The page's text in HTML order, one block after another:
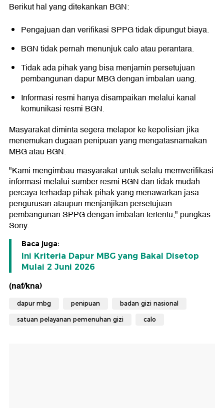
Berikut hal yang ditekankan BGN:
Pengajuan dan verifikasi SPPG tidak dipungut biaya.
BGN tidak pernah menunjuk calo atau perantara.
Tidak ada pihak yang bisa menjamin persetujuan
pembangunan dapur MBG dengan imbalan uang.
Informasi resmi hanya disampaikan melalui kanal
komunikasi resmi BGN.
Masyarakat diminta segera melapor ke kepolisian jika
menemukan dugaan penipuan yang mengatasnamakan
MBG atau BGN.
"Kami mengimbau masyarakat untuk selalu memverifikasi
informasi melalui sumber resmi BGN dan tidak mudah
percaya terhadap pihak-pihak yang menawarkan jasa
pengurusan ataupun menjanjikan persetujuan
pembangunan SPPG dengan imbalan tertentu," pungkas
Sony.
Baca juga:
Ini Kriteria Dapur MBG yang Bakal Disetop
Mulai 2 Juni 2026
(naf/kna)
dapur mbg penipuan badan gizi nasional
satuan pelayanan pemenuhan gizi calo